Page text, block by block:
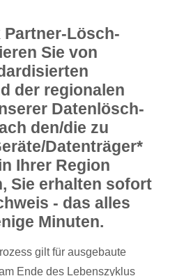
Lösch-
Sie von
der regionalen
Datenlösch-
den/die zu
Datenträger*
Ihrer Region
Sie erhalten sofort
- das alles
Minuten.
gilt für ausgebaute
Ende des Lebenszyklus